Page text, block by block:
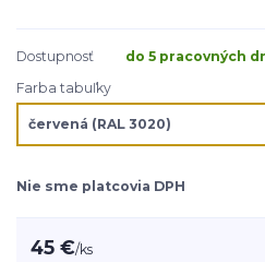
Dostupnosť
do 5 pracovných
Farba tabuľky
Nie sme platcovia DPH
45 €/ks